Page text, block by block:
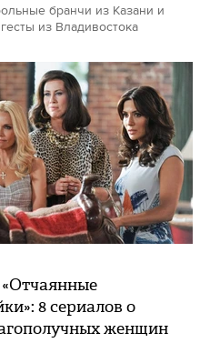
бранчи из Казани и
из Владивостока
8 сериалов о
женщин